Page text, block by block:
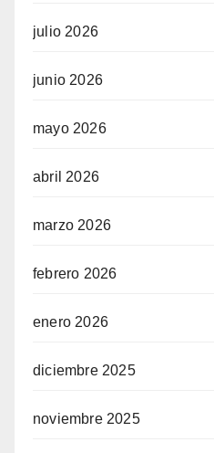
julio 2026
junio 2026
mayo 2026
abril 2026
marzo 2026
febrero 2026
enero 2026
diciembre 2025
noviembre 2025